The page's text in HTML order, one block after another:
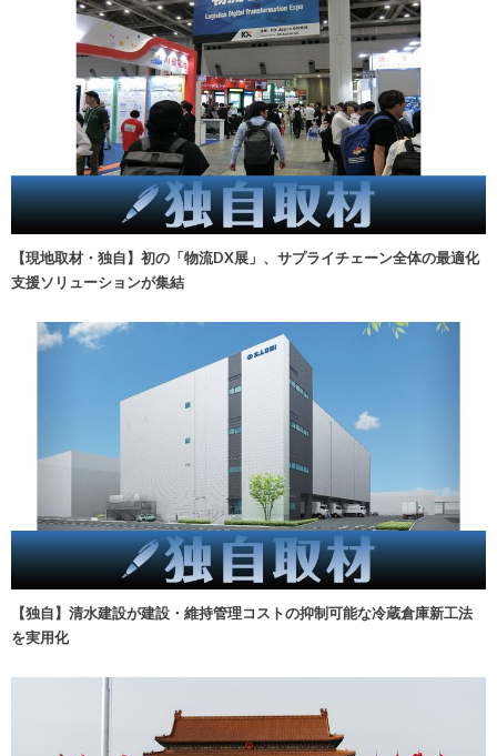
【現地取材・独自】初の「物流DX展」、サプライチェーン全体の最適化
支援ソリューションが集結
【独自】清水建設が建設・維持管理コストの抑制可能な冷蔵倉庫新工法
を実用化